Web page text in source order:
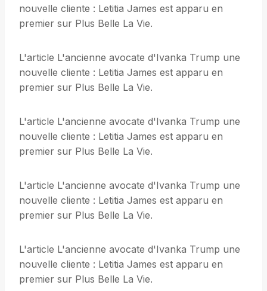
nouvelle cliente : Letitia James est apparu en
premier sur Plus Belle La Vie.
L'article L'ancienne avocate d'Ivanka Trump une
nouvelle cliente : Letitia James est apparu en
premier sur Plus Belle La Vie.
L'article L'ancienne avocate d'Ivanka Trump une
nouvelle cliente : Letitia James est apparu en
premier sur Plus Belle La Vie.
L'article L'ancienne avocate d'Ivanka Trump une
nouvelle cliente : Letitia James est apparu en
premier sur Plus Belle La Vie.
L'article L'ancienne avocate d'Ivanka Trump une
nouvelle cliente : Letitia James est apparu en
premier sur Plus Belle La Vie.